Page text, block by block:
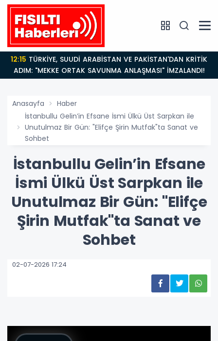
12:15
ADIM: "MEKKE ORTAK SAVUNMA ANLAŞMASI" İMZALANDI!
Anasayfa
Haber
İstanbullu Gelin’in Efsane İsmi Ülkü Üst Sarpkan ile
Unutulmaz Bir Gün: "Elifçe Şirin Mutfak"ta Sanat ve
Sohbet
İstanbullu Gelin’in Efsane
İsmi Ülkü Üst Sarpkan ile
Unutulmaz Bir Gün: "Elifçe
Şirin Mutfak"ta Sanat ve
Sohbet
02-07-2026 17:24